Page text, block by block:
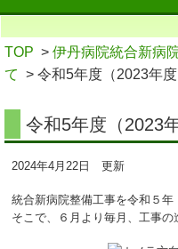
TOP > 伊丹病院統合新病
て > 令和5年度（2023年度
令和5年度（2023年
2024年4月22日 更新
統合新病院整備工事を令和５年
そこで、６月より毎月、工事の